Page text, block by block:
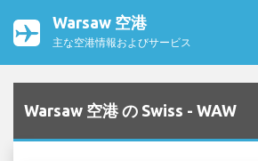
Warsaw 空港
主な空港情報およびサービス
Warsaw 空港 の Swiss - WAW